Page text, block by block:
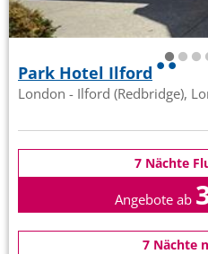
Park Hotel Ilford
London - Ilford (Redbridge),
7 Nächte
Angebote ab
7 Nächte